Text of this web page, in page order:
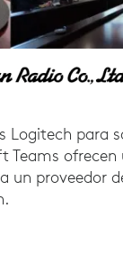
Logitech para
Teams ofrecen
un proveedor